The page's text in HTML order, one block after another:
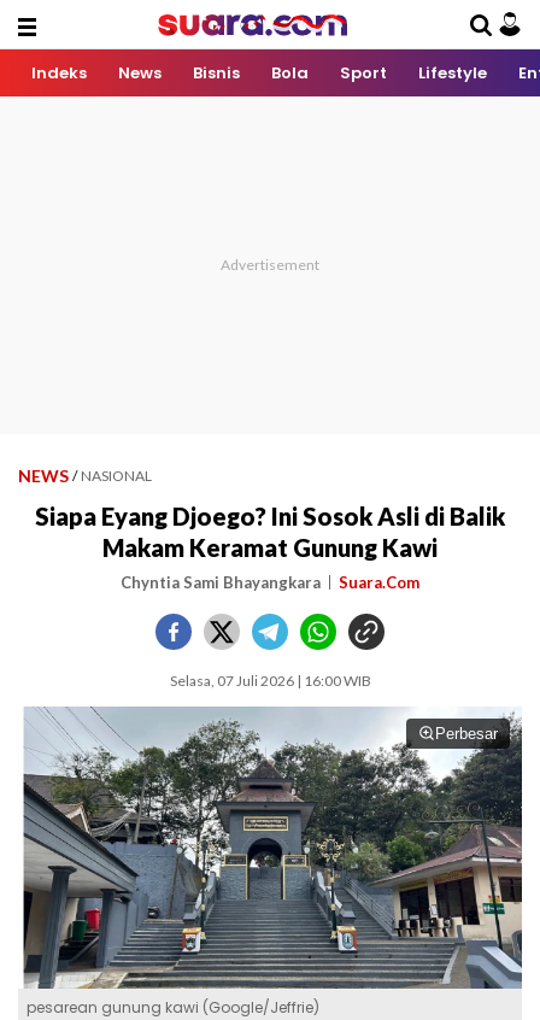
Indeks News Bisnis Bola Sport Lifestyle
NEWS / NASIONAL
Siapa Eyang Djoego? Ini Sosok Asli di Balik
Makam Keramat Gunung Kawi
Chyntia Sami Bhayangkara Suara.Com
Selasa, 07 Juli 2026 | 16:00 WIB
Perbesar
pesarean gunung kawi (Google/Jeffrie)